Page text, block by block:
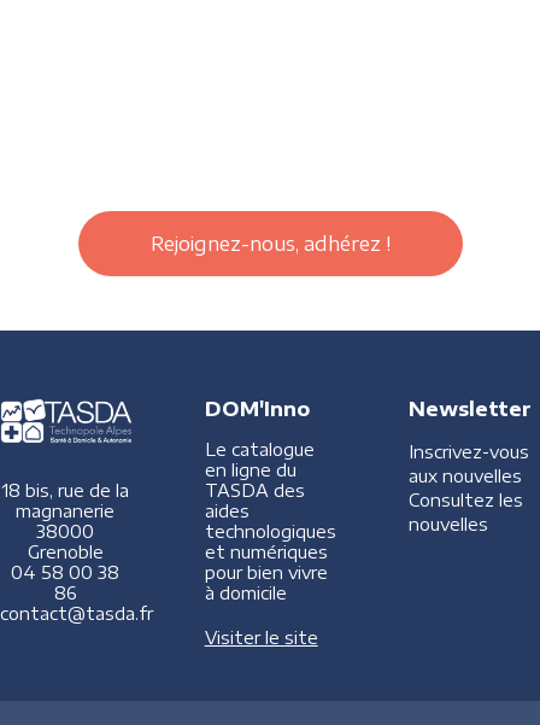
Rejoignez-nous, adhérez !
18 bis, rue de la
magnanerie
38000
Grenoble
04 58 00 38
86
contact@tasda.fr
DOM'Inno
Le catalogue
en ligne du
TASDA des
aides
technologiques
et numériques
pour bien vivre
à domicile
Visiter le site
Newsletter
Inscrivez-vous
aux nouvelles
Consultez les
nouvelles